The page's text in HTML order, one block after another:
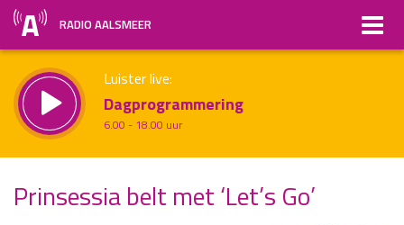
RADIO AALSMEER
Luister live:
Dagprogrammering
6.00 - 18.00 uur
Non-stop muziek
Prinsessia belt met ‘Let’s Go’